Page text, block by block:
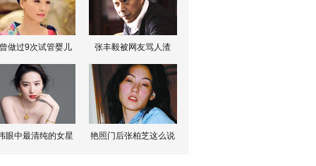
做过9次试管婴儿 张丰毅被网友骂人渣
眼中最清纯的女星 艳照门后张柏芝这么说